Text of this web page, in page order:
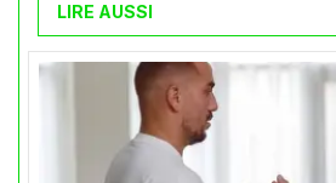
LIRE AUSSI